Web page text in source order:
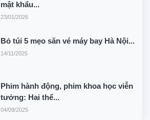
mật khẩu...
23/01/2026
Bỏ túi 5 mẹo săn vé máy bay Hà Nội...
14/11/2025
Phim hành động, phim khoa học viễn
tưởng: Hai thể...
04/09/2025